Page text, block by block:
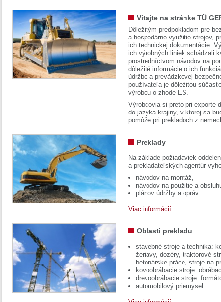
Vitajte na stránke TÜ
Dôležitým predpokladom pre
a hospodárne využitie strojov,
ich technickej dokumentácie.
ich výrobných liniek schádzali
prostredníctvom návodov na
dôležité informácie o ich
údržbe a prevádzkovej
používateľa je dôležitou
výrobcu o zhode ES.
Výrobcovia si preto pri exporte
do jazyka krajiny, v ktorej sa
pomôže pri prekladoch z
Preklady
Na základe požiadaviek
a prekladateľských agentúr
návodov na montáž,
návodov na použitie a
plánov údržby a opráv...
Viac informácií
Oblasti prekladu
stavebné stroje a technika:
žeriavy, dozéry, traktorové
betonárske práce, stroje na
kovoobrábacie stroje:
drevoobrábacie stroje:
automobilový priemysel...